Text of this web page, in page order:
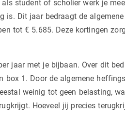
student of scholier werk je
is. Dit jaar bedraagt de
tot € 5.685. Deze kortingen
jaar met je bijbaan. Over dit
box 1. Door de algemene
weinig tot geen belasting,
Hoeveel jij precies